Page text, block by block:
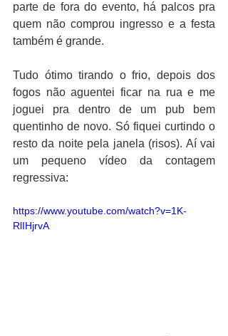
parte de fora do evento, há palcos pra
quem não comprou ingresso e a festa
também é grande.
Tudo ótimo tirando o frio, depois dos
fogos não aguentei ficar na rua e me
joguei pra dentro de um pub bem
quentinho de novo. Só fiquei curtindo o
resto da noite pela janela (risos). Aí vai
um pequeno vídeo da contagem
regressiva:
https://www.youtube.com/watch?v=1K-
RlIHjrvA